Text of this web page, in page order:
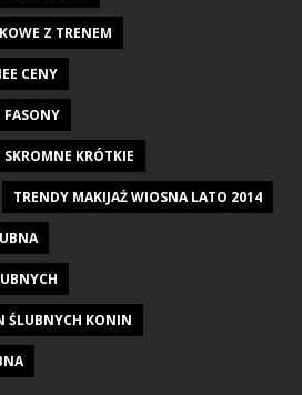
Z TRENEM
CENY
FASONY
KRÓTKIE
TRENDY MAKIJAŻ WIOSNA LATO 2014
ŚLUBNYCH KONIN